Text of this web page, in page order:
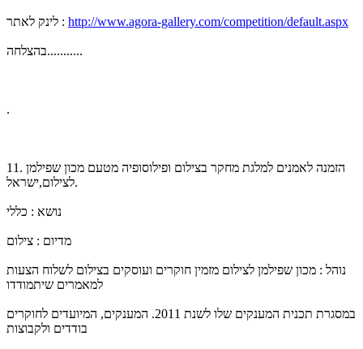
לינק לאתר : http://www.agora-gallery.com/competition/default.aspx
בהצלחה...........
.
11. הזמנה לאמנים למלגת מחקר בצילום ופילוסופיה מטעם מכון שפילמן
לצילום,ישראל.
נושא : כללי
מדיום : צילום
נוהל : מכון שפילמן לצילום מזמין חוקרים ועוסקים בצילום לשלוח הצעות
למאמרים שיתמודדו
במסגרת תכנית המענקים שלו לשנת 2011. המענקים, המיועדים לחוקרים
בודדים ולקבוצות